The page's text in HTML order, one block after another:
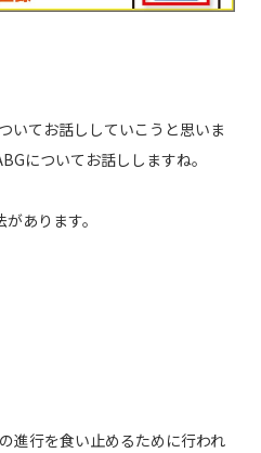
いてお話ししていこうと思いま
についてお話ししますね。
あります。
進行を食い止めるために行われ